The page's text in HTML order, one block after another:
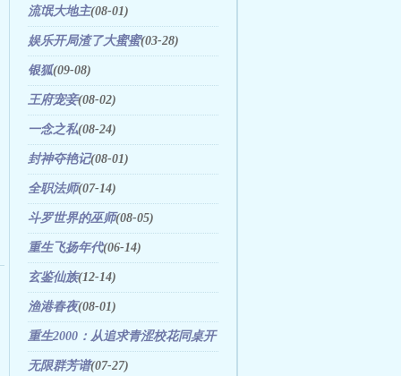
流氓大地主(08-01)
娱乐开局渣了大蜜蜜(03-28)
银狐(09-08)
王府宠妾(08-02)
一念之私(08-24)
封神夺艳记(08-01)
全职法师(07-14)
斗罗世界的巫师(08-05)
重生飞扬年代(06-14)
玄鉴仙族(12-14)
渔港春夜(08-01)
重生2000：从追求青涩校花同桌开
始(12-10)
无限群芳谱(07-27)